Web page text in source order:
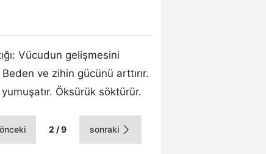
Vücudun gelişmesini
ve zihin gücünü arttırır.
Öksürük söktürür.
önceki 2 / 9 sonraki